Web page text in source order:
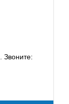
Звоните: